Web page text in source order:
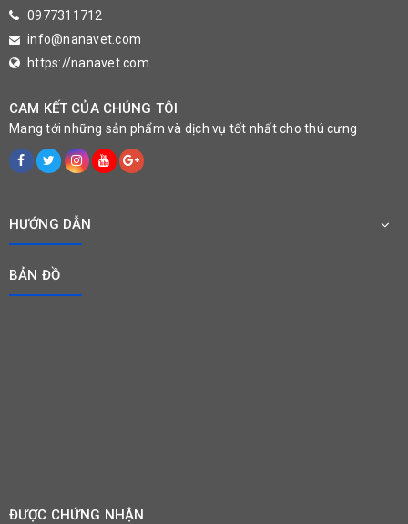
0977311712
info@nanavet.com
https://nanavet.com
CAM KẾT CỦA CHÚNG TÔI
Mang tới những sản phẩm và dịch vụ tốt nhất cho thú cưng
HƯỚNG DẪN
BẢN ĐỒ
ĐƯỢC CHỨNG NHẬN